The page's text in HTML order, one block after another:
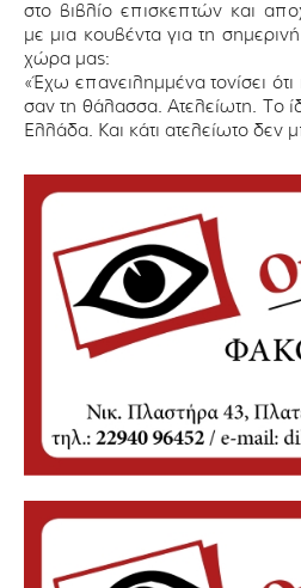
στο βιβλίο επισκεπτών και
με μια κουβέντα για τη
χώρα μας:
«Έχω επανειλημμένα τονίσει
σαν τη θάλασσα. Ατελείωτη. Το
Ελλάδα. Και κάτι ατελείωτο δεν